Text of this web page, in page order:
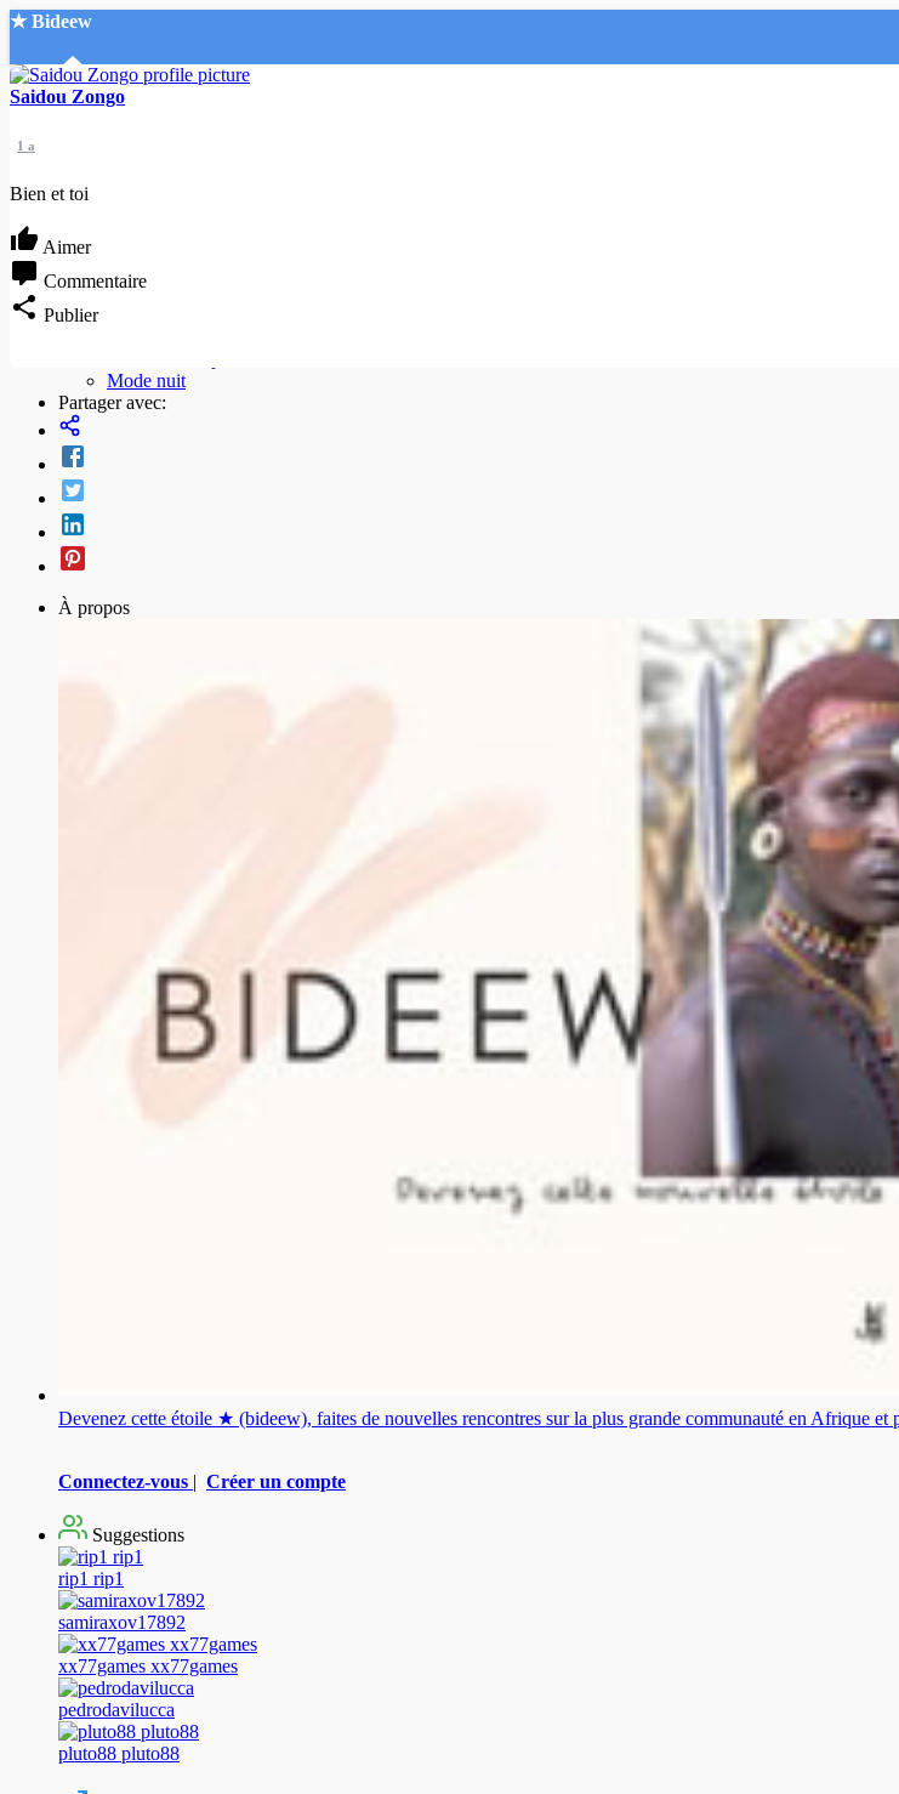
★ Bideew
Accueil
Mon compte
Mode nuit
Saidou Zongo
1 a
Bien et toi
Aimer
Commentaire
Publier
Partager avec:
À propos
Devenez cette étoile ★ (bideew), faites de nouvelles rencontres sur la plus grande communauté en Afrique et
Connectez-vous | Créer un compte
Suggestions
rip1 rip1
samiraxov17892
xx77games xx77games
pedrodavilucca
pluto88 pluto88